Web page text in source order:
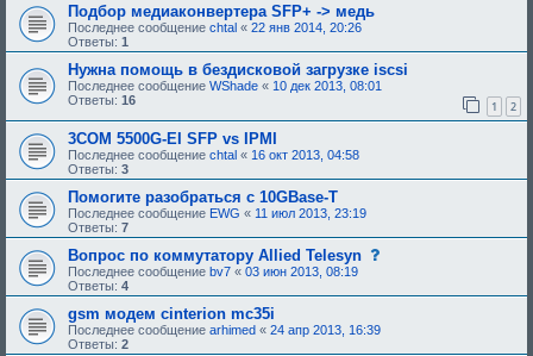
Подбор медиаконвертера SFP+ -> медь
Последнее сообщение chtal « 22 янв 2014, 20:26
Ответы: 1
Нужна помощь в бездисковой загрузке iscsi
Последнее сообщение WShade « 10 дек 2013, 08:01
Ответы: 16 1 2
3COM 5500G-EI SFP vs IPMI
Последнее сообщение chtal « 16 окт 2013, 04:58
Ответы: 3
Помогите разобраться с 10GBase-T
Последнее сообщение EWG « 11 июл 2013, 23:19
Ответы: 7
Вопрос по коммутатору Allied Telesyn
б
и
Последнее сообщение bv7 « 03 июн 2013, 08:19
Ответы: 4
gsm модем cinterion mc35i
Последнее сообщение arhimed « 24 апр 2013, 16:39
Ответы: 2